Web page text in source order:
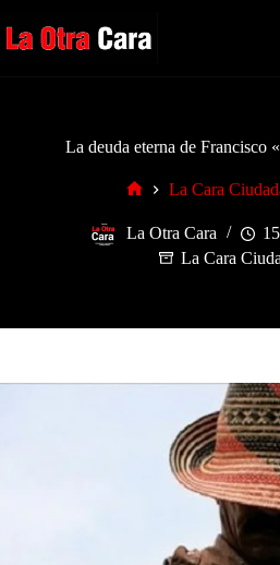
al
contenido
La deuda eterna de Francisco
La Cara
La Otra Cara
La Cara